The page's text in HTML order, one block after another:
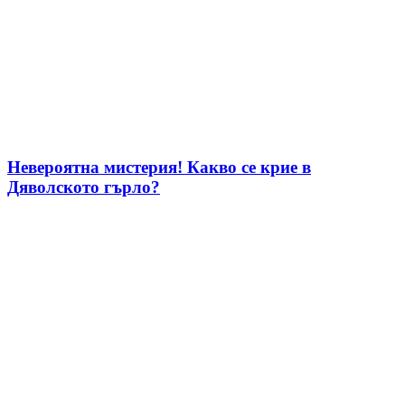
Невероятна мистерия! Какво се крие в
Дяволското гърло?